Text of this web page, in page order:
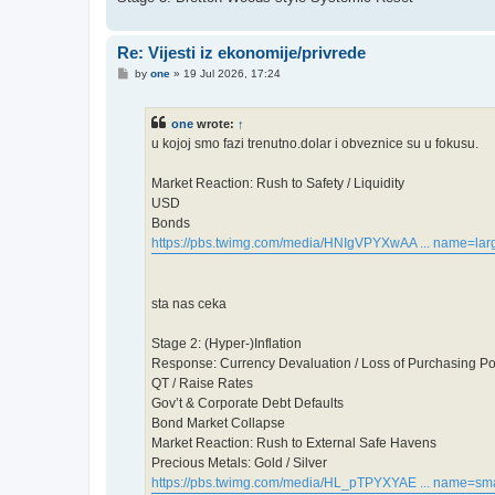
Re: Vijesti iz ekonomije/privrede
Pby one» 19 Jul 2026, 17:24
one wrote: ↑
u kojoj smo fazi trenutno.dolar i obveznice su u fokusu.
Market Reaction: Rush to Safety / Liquidity
USD
Bonds
https://pbs.twimg.com/media/HNIgVPYXwAA ...
sta nas ceka
Stage 2: (Hyper-)Inflation
Response: Currency Devaluation / Loss of Purchasing
QT / Raise Rates
Gov’t & Corporate Debt Defaults
Bond Market Collapse
Market Reaction: Rush to External Safe Havens
Precious Metals: Gold / Silver
https://pbs.twimg.com/media/HL_pTPYXYAE ...